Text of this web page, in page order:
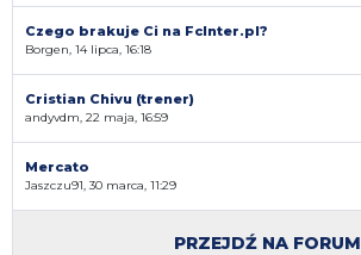
Czego brakuje Ci na FcInter.pl?
Borgen, 14 lipca, 16:18
Cristian Chivu (trener)
andyvdm, 22 maja, 16:59
Mercato
Jaszczu91, 30 marca, 11:29
PRZEJDŹ NA FORUM